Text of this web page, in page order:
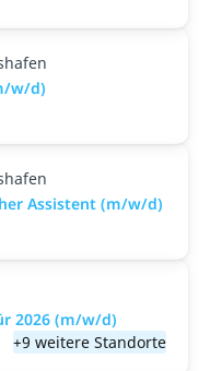
w/d)
Assistent (m/w/d)
2026 (m/w/d)
+9 weitere Standorte